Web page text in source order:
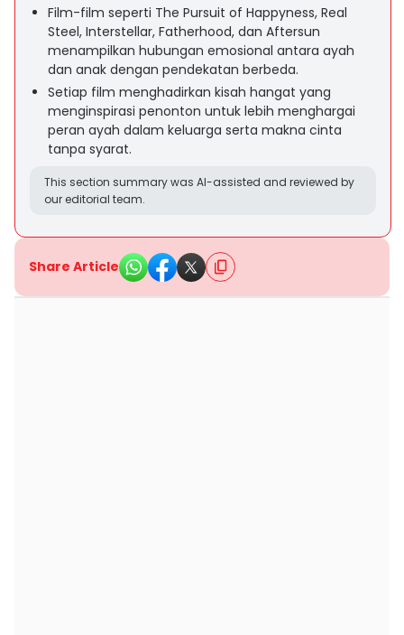
Film-film seperti The Pursuit of Happyness, Real
Steel, Interstellar, Fatherhood, dan Aftersun
menampilkan hubungan emosional antara ayah
dan anak dengan pendekatan berbeda.
Setiap film menghadirkan kisah hangat yang
menginspirasi penonton untuk lebih menghargai
peran ayah dalam keluarga serta makna cinta
tanpa syarat.
This section summary was AI-assisted and reviewed by
our editorial team.
Share Article